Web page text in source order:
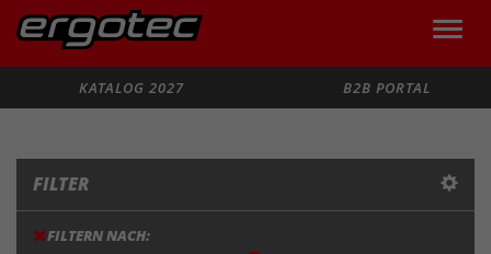
Toggle
KATALOG 2027
B2B PORTAL
FILTER
FILTERN NACH: